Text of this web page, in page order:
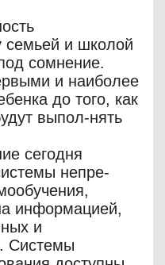
семьей и школой
сомнение.
и наиболее
до того, как
выпол-нять
сегодня
непре-
информацией,
и
Системы